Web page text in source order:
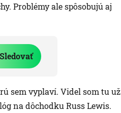
Problémy ale spôsobujú aj
Sledovať
sem vyplaví. Videl som tu už
na dôchodku Russ Lewis.